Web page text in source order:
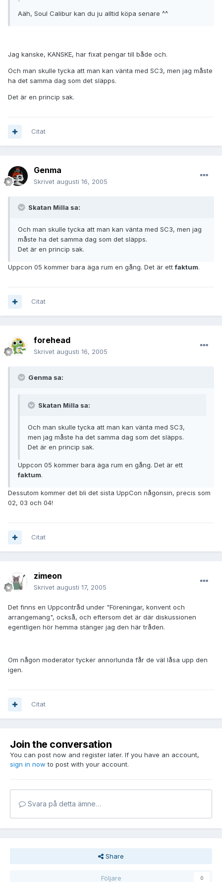
Aäh, Soul Calibur kan du ju alltid köpa senare ^^
Jag kanske, KANSKE, har fixat pengar till både och.
Och man skulle tycka att man kan vänta med SC3, men jag måste
ha det samma dag som det släpps.
Det är en princip sak.
Citat
Genma
Skrivet augusti 16, 2005
Skatan Milla sa:
Och man skulle tycka att man kan vänta med SC3, men jag
måste ha det samma dag som det släpps.
Det är en princip sak.
Uppcon 05 kommer bara äga rum en gång. Det är ettfaktum.
Citat
forehead
Skrivet augusti 16, 2005
Genma sa:
Skatan Milla sa:
Och man skulle tycka att man kan vänta med SC3,
men jag måste ha det samma dag som det släpps.
Det är en princip sak.
Uppcon 05 kommer bara äga rum en gång. Det är ett
faktum.
Dessutom kommer det bli det sista UppCon någonsin, precis som
02, 03 och 04!
Citat
zimeon
Skrivet augusti 17, 2005
Det finns en Uppcontråd under "Föreningar, konvent och
arrangemang", också, och eftersom det är där diskussionen
egentligen hör hemma stänger jag den här tråden.
Om någon moderator tycker annorlunda får de väl låsa upp den
igen.
Citat
Join the conversation
You can post now and register later. If you have an account,
sign in now to post with your account.
Svara på detta ämne…
Share
Följare 0